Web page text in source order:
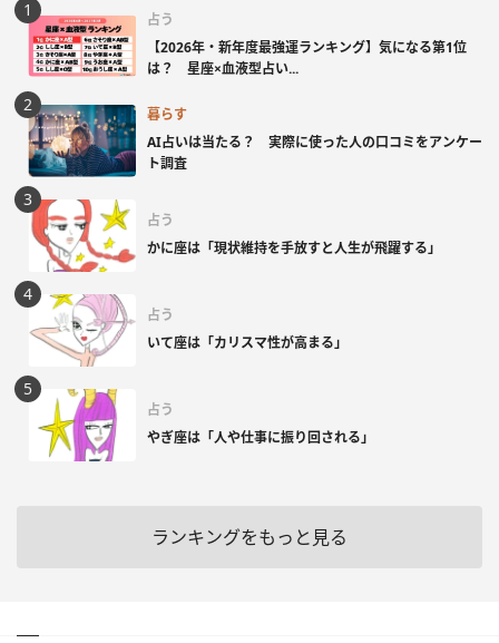
占う
【2026年・新年度最強運ランキング】気になる第1位
は？ 星座×血液型占い...
暮らす
AI占いは当たる？ 実際に使った人の口コミをアンケー
ト調査
占う
かに座は「現状維持を手放すと人生が飛躍する」
占う
いて座は「カリスマ性が高まる」
占う
やぎ座は「人や仕事に振り回される」
ランキングをもっと見る